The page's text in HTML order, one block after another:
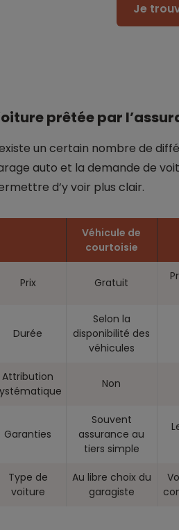
Je
prêtée par
un certain nombre de
auto et la demande de
d’y voir plus clair.
Véhicule de
courtoisie
Prix Gratuit
Durée
Selon la
disponibilité des
véhicules
Attribution
Non
Garanties
Souvent
assurance au
tiers simple
Type de
voiture
Au libre choix du
garagiste